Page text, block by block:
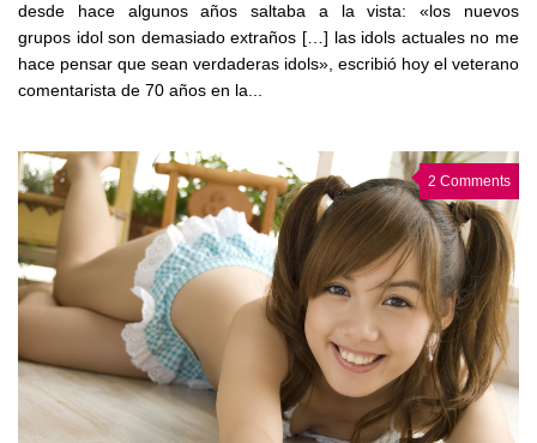
desde hace algunos años saltaba a la vista: «los nuevos
grupos idol son demasiado extraños […] las idols actuales no me
hace pensar que sean verdaderas idols», escribió hoy el veterano
comentarista de 70 años en la...
2 Comments